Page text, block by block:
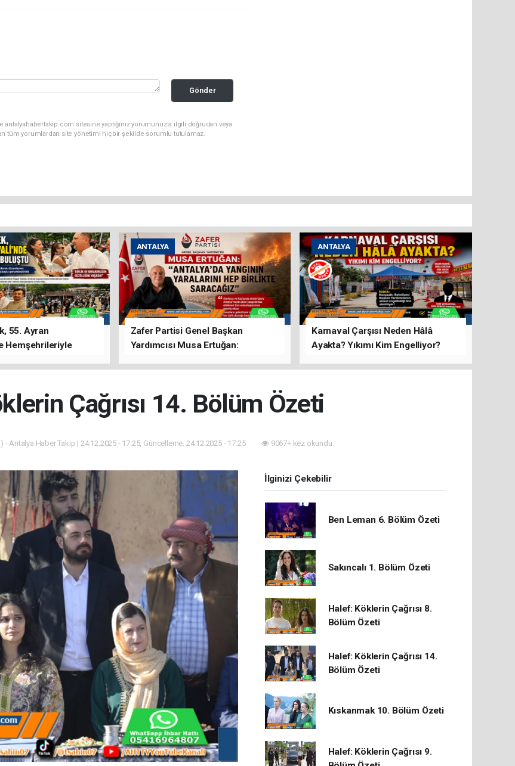
Gönder
sitesine yaptığınız yorumunuzla ilgili doğrudan veya
tüm yorumlardan site yönetimi hiçbir şekilde sorumlu tutulamaz.
55. Ayran
Hemşehrileriyle
ANTALYA
Zafer Partisi Genel Başkan
Yardımcısı Musa Ertuğan:
ANTALYA
Karnaval Çarşısı Neden Hâlâ
Ayakta? Yıkımı Kim Engelliyor?
Çağrısı 14. Bölüm Özeti
- Antalya Haber Takip | 24.12.2025 - 17:25, Güncelleme: 24.12.2025 - 17:25 9067+ kez okundu.
İlginizi Çekebilir
Ben Leman 6. Bölüm Özeti
Sakıncalı 1. Bölüm Özeti
Halef: Köklerin Çağrısı 8.
Bölüm Özeti
Halef: Köklerin Çağrısı 14.
Bölüm Özeti
Kıskanmak 10. Bölüm Özeti
Halef: Köklerin Çağrısı 9.